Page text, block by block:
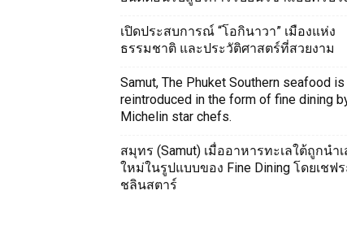
เปิดประสบการณ์ “โอกินาวา” เมืองแห่ง
ธรรมชาติ และประวัติศาสตร์ที่สวยงาม
Samut, The Phuket Southern seafood is
reintroduced in the form of fine dining
Michelin star chefs.
สมุทร (Samut) เมื่ออาหารทะเลใต้ถูกนำ
ใหม่ในรูปแบบของ Fine Dining โดยเชฟ
ชลินสตาร์